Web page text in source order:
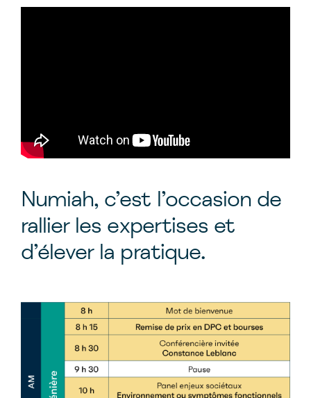
Numiah, c’est l’occasion de
rallier les expertises et
d’élever la pratique.